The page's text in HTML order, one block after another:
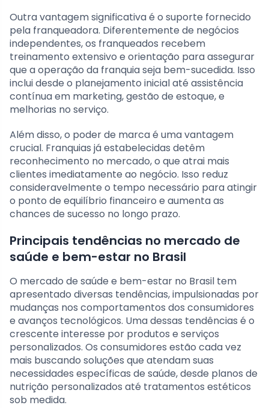
Outra vantagem significativa é o suporte fornecido
pela franqueadora. Diferentemente de negócios
independentes, os franqueados recebem
treinamento extensivo e orientação para assegurar
que a operação da franquia seja bem-sucedida. Isso
inclui desde o planejamento inicial até assistência
contínua em marketing, gestão de estoque, e
melhorias no serviço.
Além disso, o poder de marca é uma vantagem
crucial. Franquias já estabelecidas detêm
reconhecimento no mercado, o que atrai mais
clientes imediatamente ao negócio. Isso reduz
consideravelmente o tempo necessário para atingir
o ponto de equilíbrio financeiro e aumenta as
chances de sucesso no longo prazo.
Principais tendências no mercado de
saúde e bem-estar no Brasil
O mercado de saúde e bem-estar no Brasil tem
apresentado diversas tendências, impulsionadas por
mudanças nos comportamentos dos consumidores
e avanços tecnológicos. Uma dessas tendências é o
crescente interesse por produtos e serviços
personalizados. Os consumidores estão cada vez
mais buscando soluções que atendam suas
necessidades específicas de saúde, desde planos de
nutrição personalizados até tratamentos estéticos
sob medida.